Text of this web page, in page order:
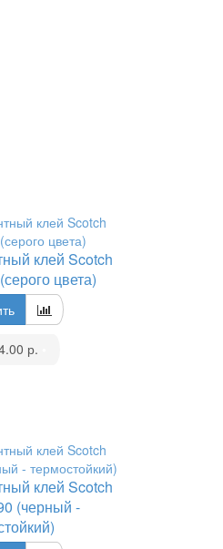
клей Scotch
цвета)
р.
клей Scotch
(черный -